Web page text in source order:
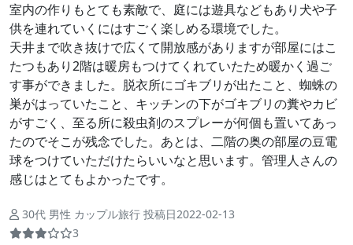
室内の作りもとても素敵で、庭には遊具などもあり犬や子
供を連れていくにはすごく楽しめる環境でした。
天井まで吹き抜けで広くて開放感がありますが部屋にはこ
たつもあり2階は暖房もつけてくれていたため暖かく過ご
す事ができました。脱衣所にゴキブリが出たこと、蜘蛛の
巣がはっていたこと、キッチンの下がゴキブリの糞やカビ
がすごく、至る所に殺虫剤のスプレーが何個も置いてあっ
たのでそこが残念でした。あとは、二階の奥の部屋の豆電
球をつけていただけたらいいなと思います。管理人さんの
感じはとてもよかったです。
30代 男性 カップル旅行 投稿日2022-02-13
3